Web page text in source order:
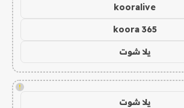
kooralive
koora 365
يلا شوت
!
يلا شوت